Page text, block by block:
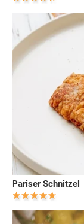
Pariser Schnitzel